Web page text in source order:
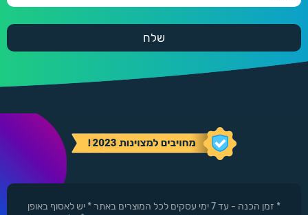
* זמן הכנה - עד 7 ימי עסקים לכל המוצרים באתר * יש לאסוף באופן